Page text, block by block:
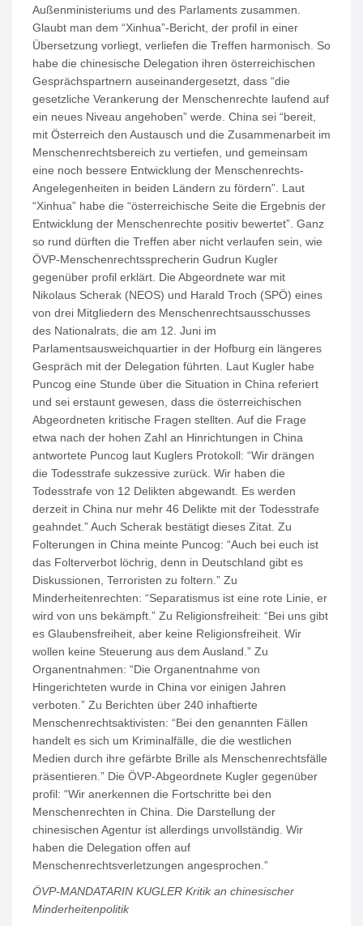
Außenministeriums und des Parlaments zusammen.
Glaubt man dem “Xinhua”-Bericht, der profil in einer
Übersetzung vorliegt, verliefen die Treffen harmonisch. So
habe die chinesische Delegation ihren österreichischen
Gesprächspartnern auseinandergesetzt, dass “die
gesetzliche Verankerung der Menschenrechte laufend auf
ein neues Niveau angehoben” werde. China sei “bereit,
mit Österreich den Austausch und die Zusammenarbeit im
Menschenrechtsbereich zu vertiefen, und gemeinsam
eine noch bessere Entwicklung der Menschenrechts-
Angelegenheiten in beiden Ländern zu fördern”. Laut
“Xinhua” habe die “österreichische Seite die Ergebnis der
Entwicklung der Menschenrechte positiv bewertet”. Ganz
so rund dürften die Treffen aber nicht verlaufen sein, wie
ÖVP-Menschenrechtssprecherin Gudrun Kugler
gegenüber profil erklärt. Die Abgeordnete war mit
Nikolaus Scherak (NEOS) und Harald Troch (SPÖ) eines
von drei Mitgliedern des Menschenrechtsausschusses
des Nationalrats, die am 12. Juni im
Parlamentsausweichquartier in der Hofburg ein längeres
Gespräch mit der Delegation führten. Laut Kugler habe
Puncog eine Stunde über die Situation in China referiert
und sei erstaunt gewesen, dass die österreichischen
Abgeordneten kritische Fragen stellten. Auf die Frage
etwa nach der hohen Zahl an Hinrichtungen in China
antwortete Puncog laut Kuglers Protokoll: “Wir drängen
die Todesstrafe sukzessive zurück. Wir haben die
Todesstrafe von 12 Delikten abgewandt. Es werden
derzeit in China nur mehr 46 Delikte mit der Todesstrafe
geahndet.” Auch Scherak bestätigt dieses Zitat. Zu
Folterungen in China meinte Puncog: “Auch bei euch ist
das Folterverbot löchrig, denn in Deutschland gibt es
Diskussionen, Terroristen zu foltern.” Zu
Minderheitenrechten: “Separatismus ist eine rote Linie, er
wird von uns bekämpft.” Zu Religionsfreiheit: “Bei uns gibt
es Glaubensfreiheit, aber keine Religionsfreiheit. Wir
wollen keine Steuerung aus dem Ausland.” Zu
Organentnahmen: “Die Organentnahme von
Hingerichteten wurde in China vor einigen Jahren
verboten.” Zu Berichten über 240 inhaftierte
Menschenrechtsaktivisten: “Bei den genannten Fällen
handelt es sich um Kriminalfälle, die die westlichen
Medien durch ihre gefärbte Brille als Menschenrechtsfälle
präsentieren.” Die ÖVP-Abgeordnete Kugler gegenüber
profil: “Wir anerkennen die Fortschritte bei den
Menschenrechten in China. Die Darstellung der
chinesischen Agentur ist allerdings unvollständig. Wir
haben die Delegation offen auf
Menschenrechtsverletzungen angesprochen.”
ÖVP-MANDATARIN KUGLER Kritik an chinesischer
Minderheitenpolitik